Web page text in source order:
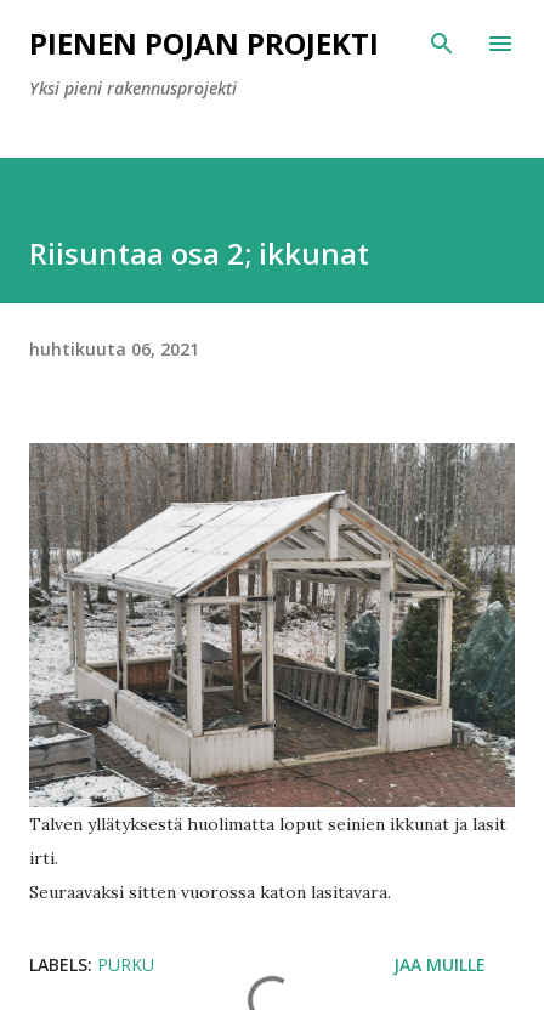
Siirry pääsisältöön
PIENEN POJAN PROJEKTI
Yksi pieni rakennusprojekti
Riisuntaa osa 2; ikkunat
huhtikuuta 06, 2021
Talven yllätyksestä huolimatta loput seinien ikkunat ja lasit
irti.
Seuraavaksi sitten vuorossa katon lasitavara.
LABELS: PURKU JAA MUILLE